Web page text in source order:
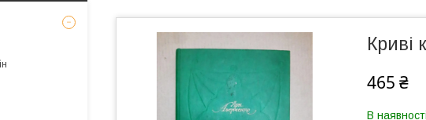
Криві
465 ₴
В наявності